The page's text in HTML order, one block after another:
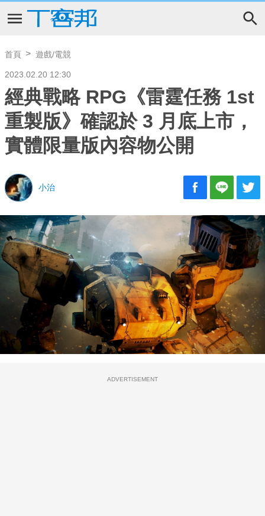
首頁 遊戲/電競
2023.02.20 12:30
經典戰略 RPG《雷霆任務 1st
重製版》確認於 3 月底上市，
實體限量版內容物公開
小治
ADVERTISEMENT